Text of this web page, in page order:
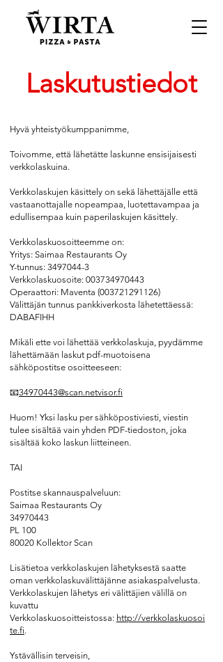
Laskutustiedot
Hyvä yhteistyökumppanimme,
Toivomme, että lähetätte laskunne ensisijaisesti
verkkolaskuina.
Verkkolaskujen käsittely on sekä lähettäjälle että
vastaanottajalle nopeampaa, luotettavampaa ja
edullisempaa kuin paperilaskujen käsittely.
Verkkolaskuosoitteemme on:
Yritys: Saimaa Restaurants Oy
Y-tunnus: 3497044-3
Verkkolaskuosoite: 003734970443
Operaattori: Maventa (003721291126)
Välittäjän tunnus pankkiverkosta lähetettäessä:
DABAFIHH
Mikäli ette voi lähettää verkkolaskuja, pyydämme
lähettämään laskut pdf-muotoisena
sähköpostitse osoitteeseen:
📧34970443@scan.netvisor.fi
Huom! Yksi lasku per sähköpostiviesti, viestin
tulee sisältää vain yhden PDF-tiedoston, joka
sisältää koko laskun liitteineen.
TAI
Postitse skannauspalveluun:
Saimaa Restaurants Oy
34970443
PL 100
80020 Kollektor Scan
Lisätietoa verkkolaskujen lähetyksestä saatte
oman verkkolaskuvälittäjänne asiakaspalvelusta.
Verkkolaskujen lähetys eri välittäjien välillä on
kuvattu
Verkkolaskuosoitteistossa: http://verkkolaskuosoi
te.fi.
Ystävällisin terveisin,